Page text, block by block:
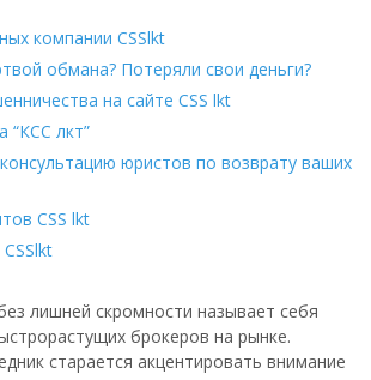
компании CSSlkt
обмана? Потеряли свои деньги?
на сайте CSS lkt
“КСС лкт”
юристов по возврату ваших
CSS lkt
лишней скромности называет себя
брокеров на рынке.
старается акцентировать внимание